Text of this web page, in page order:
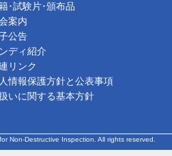
･試験片･頒布品
案内
公告
ディ紹介
リンク
情報保護方針と公表事項
いに関する基本方針
Non-Destructive Inspection. All rights reserved.